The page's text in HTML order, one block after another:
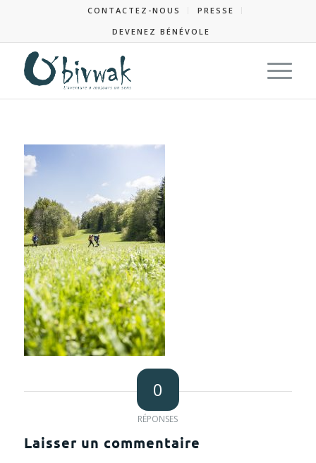
CONTACTEZ-NOUS
PRESSE
DEVENEZ BÉNÉVOLE
0
RÉPONSES
Laisser un commentaire